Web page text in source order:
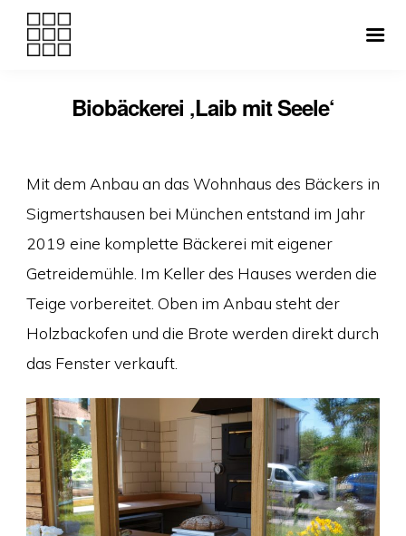
Biobäckerei ‚Laib mit Seele‘
Mit dem Anbau an das Wohnhaus des Bäckers in
Sigmertshausen bei München entstand im Jahr
2019 eine komplette Bäckerei mit eigener
Getreidemühle. Im Keller des Hauses werden die
Teige vorbereitet. Oben im Anbau steht der
Holzbackofen und die Brote werden direkt durch
das Fenster verkauft.